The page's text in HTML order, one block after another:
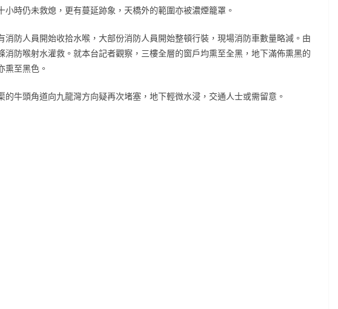
時仍未救熄，更有蔓延跡象，天橋外的範圍亦被濃煙籠罩。
消防人員開始收拾水喉，大部份消防人員開始整頓行裝，現場消防車數量略減。由
消防喉射水灌救。就本台記者觀察，三樓全層的窗戶均熏至全黑，地下滿佈熏黑的
熏至黑色。
牛頭角道向九龍灣方向疑再次堵塞，地下輕微水浸，交通人士或需留意。